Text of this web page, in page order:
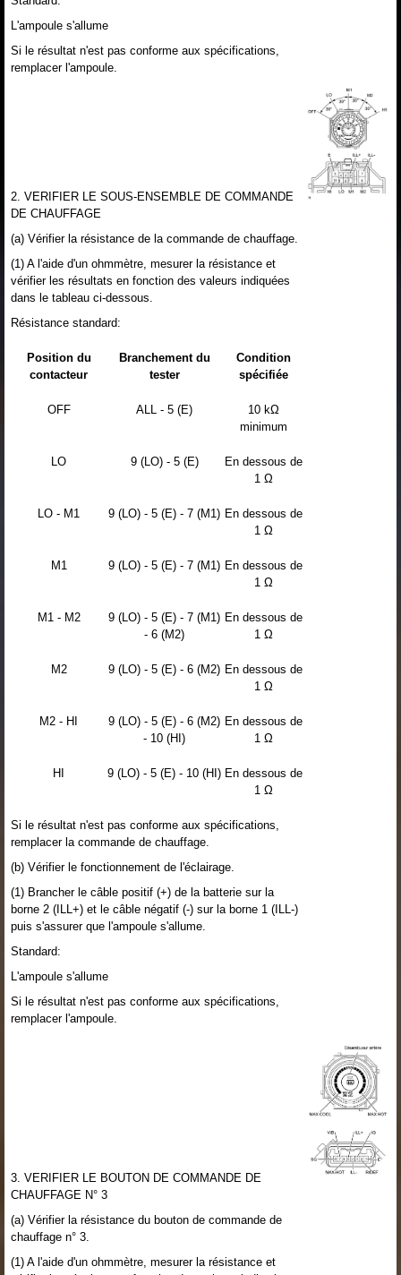
L'ampoule s'allume
Si le résultat n'est pas conforme aux spécifications,
remplacer l'ampoule.
2. VERIFIER LE SOUS-ENSEMBLE DE COMMANDE
DE CHAUFFAGE
(a) Vérifier la résistance de la commande de chauffage.
(1) A l'aide d'un ohmmètre, mesurer la résistance et
vérifier les résultats en fonction des valeurs indiquées
dans le tableau ci-dessous.
Résistance standard:
Position du
contacteur
Branchement du
tester
Condition
spécifiée
OFF ALL - 5 (E)
10 kΩ
minimum
LO 9 (LO) - 5 (E)
En dessous de
1 Ω
LO - M1 9 (LO) - 5 (E) - 7 (M1) En dessous de
1 Ω
M1 9 (LO) - 5 (E) - 7 (M1) En dessous de
1 Ω
M1 - M2
9 (LO) - 5 (E) - 7 (M1)
- 6 (M2)
En dessous de
1 Ω
M2 9 (LO) - 5 (E) - 6 (M2) En dessous de
1 Ω
M2 - HI
9 (LO) - 5 (E) - 6 (M2)
- 10 (HI)
En dessous de
1 Ω
HI 9 (LO) - 5 (E) - 10 (HI) En dessous de
1 Ω
Si le résultat n'est pas conforme aux spécifications,
remplacer la commande de chauffage.
(b) Vérifier le fonctionnement de l'éclairage.
(1) Brancher le câble positif (+) de la batterie sur la
borne 2 (ILL+) et le câble négatif (-) sur la borne 1 (ILL-)
puis s'assurer que l'ampoule s'allume.
Standard:
L'ampoule s'allume
Si le résultat n'est pas conforme aux spécifications,
remplacer l'ampoule.
3. VERIFIER LE BOUTON DE COMMANDE DE
CHAUFFAGE N° 3
(a) Vérifier la résistance du bouton de commande de
chauffage n° 3.
(1) A l'aide d'un ohmmètre, mesurer la résistance et